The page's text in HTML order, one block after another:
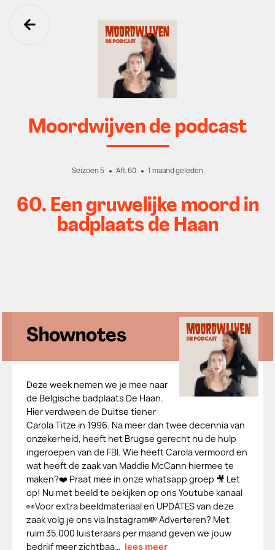
Ga terug
Moordwijven de podcast
Seizoen 5 Afl. 60 1 maand geleden
60. Een gruwelijke moord in
badplaats de Haan
Shownotes
Deze week nemen we je mee naar
de Belgische badplaats De Haan.
Hier verdween de Duitse tiener
Carola Titze in 1996. Na meer dan twee decennia van
onzekerheid, heeft het Brugse gerecht nu de hulp
ingeroepen van de FBI. Wie heeft Carola vermoord en
wat heeft de zaak van Maddie McCann hiermee te
maken?❤️ Praat mee in onze whatsapp groep 🎥 Let
op! Nu met beeld te bekijken op ons Youtube kanaal
👀Voor extra beeldmateriaal en UPDATES van deze
zaak volg je ons via Instagram💸 Adverteren? Met
ruim 35.000 luisteraars per maand geven we jouw
bedrijf meer zichtbaa… lees meer